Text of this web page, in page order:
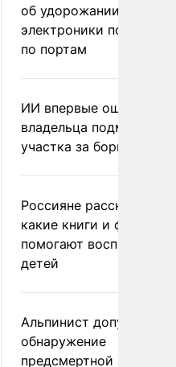
об удорожании
электроники после
по портам
ИИ впервые
владельца
участка за борщевик
Россияне рассказали,
какие книги и фильмы
помогают воспитывать
детей
Альпинист допустил
обнаружение
предсмертной записки